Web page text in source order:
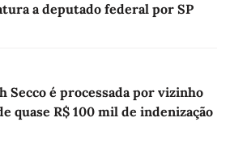
a deputado federal por SP
Secco é processada por vizinho
quase R$ 100 mil de indenização